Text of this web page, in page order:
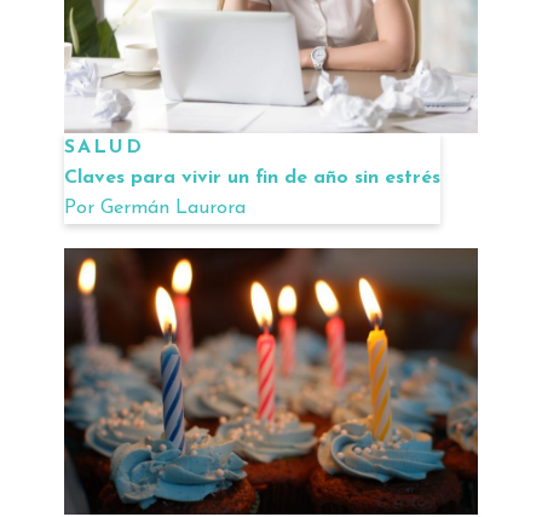
SALUD
Claves para vivir un fin de año sin estrés
Por Germán Laurora